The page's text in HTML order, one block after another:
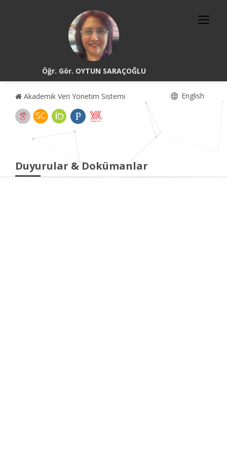
Öğr. Gör. OYTUN SARAÇOĞLU
Akademik Veri Yönetim Sistemi English
Duyurular & Dokümanlar